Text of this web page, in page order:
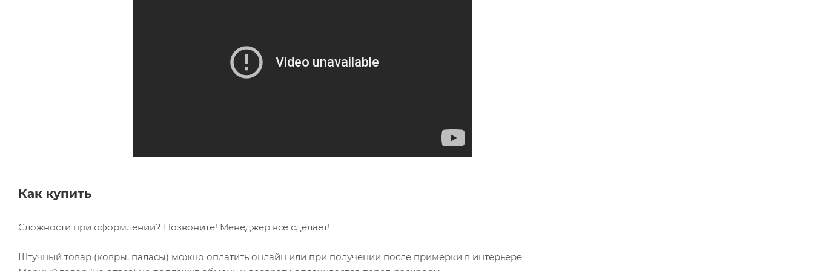
Как купить
Сложности при оформлении? Позвоните! Менеджер все сделает!
Штучный товар (ковры, паласы) можно оплатить онлайн или при получении после примерки в интерьере